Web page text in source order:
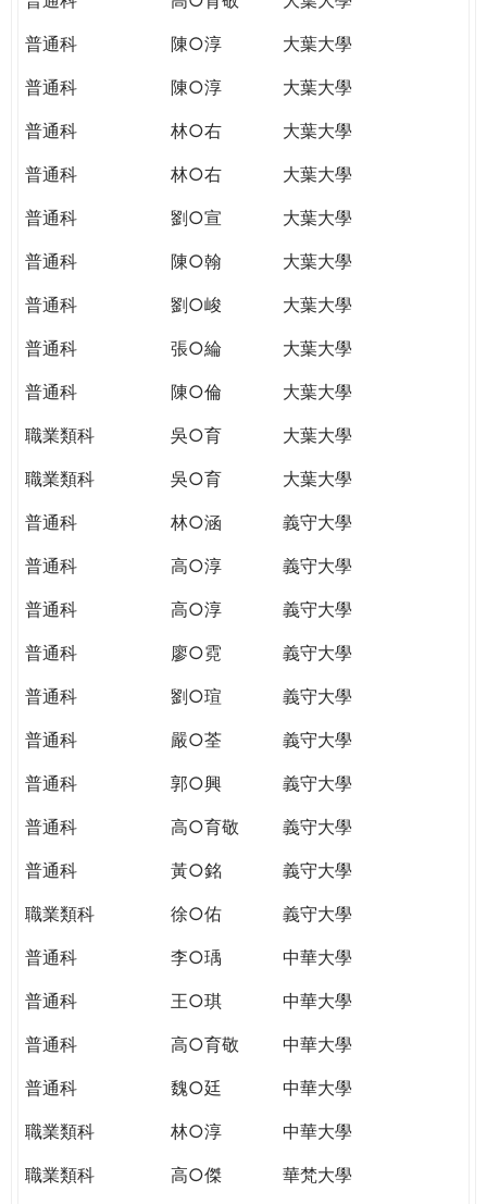
普通科
陳○淳
大葉大學
普通科
陳○淳
大葉大學
普通科
林○右
大葉大學
普通科
林○右
大葉大學
普通科
劉○宣
大葉大學
普通科
陳○翰
大葉大學
普通科
劉○峻
大葉大學
普通科
張○綸
大葉大學
普通科
陳○倫
大葉大學
職業類科
吳○育
大葉大學
職業類科
吳○育
大葉大學
普通科
林○涵
義守大學
普通科
高○淳
義守大學
普通科
高○淳
義守大學
普通科
廖○霓
義守大學
普通科
劉○瑄
義守大學
普通科
嚴○荃
義守大學
普通科
郭○興
義守大學
普通科
高○育敬
義守大學
普通科
黃○銘
義守大學
職業類科
徐○佑
義守大學
普通科
李○瑀
中華大學
普通科
王○琪
中華大學
普通科
高○育敬
中華大學
普通科
魏○廷
中華大學
職業類科
林○淳
中華大學
職業類科
高○傑
華梵大學